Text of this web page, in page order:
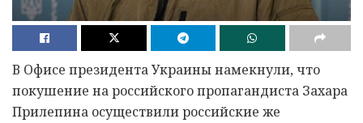
В Офисе президента Украины намекнули, что
покушение на российского пропагандиста Захара
Прилепина осуществили российские же